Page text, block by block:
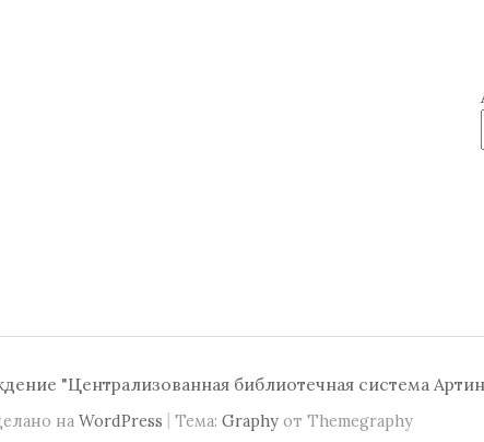
"Централизованная библиотечная система
на WordPress | Тема: Graphyот Themegraphy